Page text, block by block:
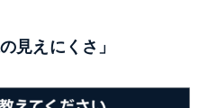
見えにくさ」